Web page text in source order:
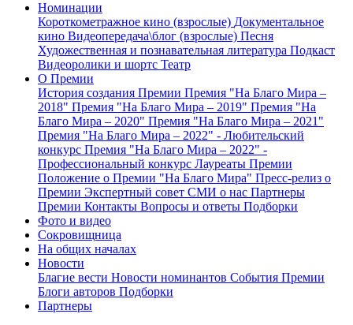
Номинации
Короткометражное кино (взрослые) Документальное
кино Видеопередача\блог (взрослые) Песня
Художественная и познавательная литература Подкаст
Видеоролики и шортс Театр
О Премии
История создания Премии Премия "На Благо Мира –
2018" Премия "На Благо Мира – 2019" Премия "На
Благо Мира – 2020" Премия "На Благо Мира – 2021"
Премия "На Благо Мира – 2022" - Любительский
конкурс Премия "На Благо Мира – 2022" -
Профессиональный конкурс Лауреаты Премии
Положение о Премии "На Благо Мира" Пресс-релиз о
Премии Экспертный совет СМИ о нас Партнеры
Премии Контакты Вопросы и ответы Подборки
Фото и видео
Сокровищница
На общих началах
Новости
Благие вести Новости номинантов События Премии
Блоги авторов Подборки
Партнеры